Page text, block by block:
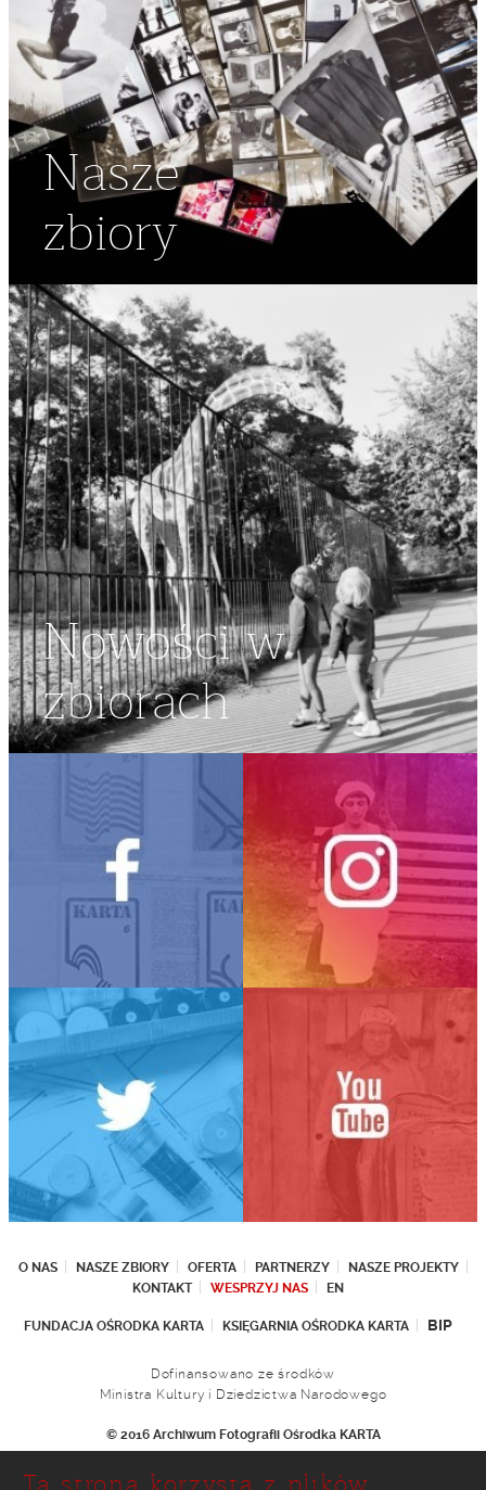
Nasze
zbiory
Nowości w
zbiorach
O NAS NASZE ZBIORY OFERTA PARTNERZY
NASZE PROJEKTY
KONTAKT
WESPRZYJ NAS EN
FUNDACJA OŚRODKA KARTA KSIĘGARNIA OŚRODKA KARTA BIP
Dofinansowano ze środków
Ministra Kultury i Dziedzictwa Narodowego
© 2016 Archiwum Fotografii Ośrodka KARTA
Ul. Narbutta 29